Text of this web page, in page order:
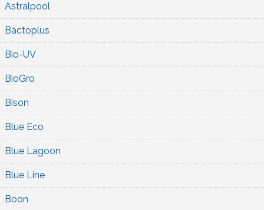
Astralpool
Bactoplus
Bio-UV
BioGro
Bison
Blue Eco
Blue Lagoon
Blue Line
Boon